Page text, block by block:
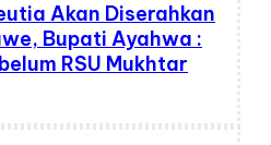
Akan Diserahkan
Bupati Ayahwa :
RSU Mukhtar